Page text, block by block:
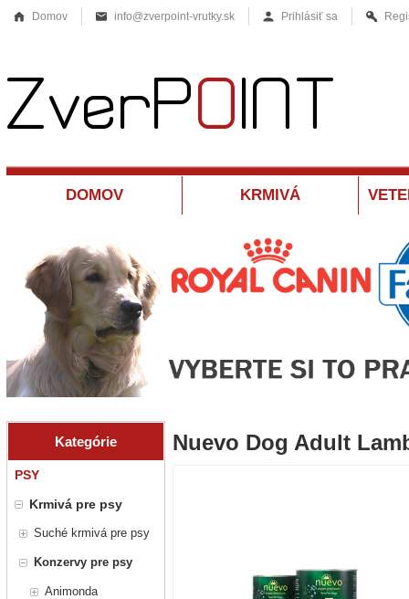
Domov info@zverpoint-vrutky.sk Prihlásiť sa
DOMOV KRMIVÁ
Kategórie
PSY
Krmivá pre psy
Suché krmivá pre psy
Konzervy pre psy
Animonda
Nuevo Dog Adult